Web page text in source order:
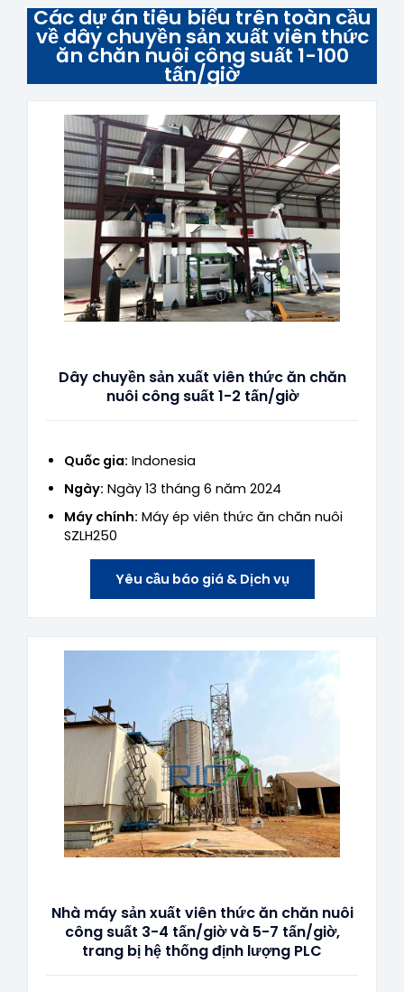
Các dự án tiêu biểu trên toàn cầu
về dây chuyền sản xuất viên thức
ăn chăn nuôi công suất 1-100
tấn/giờ
Dây chuyền sản xuất viên thức ăn chăn
nuôi công suất 1-2 tấn/giờ
Quốc gia: Indonesia
Ngày: Ngày 13 tháng 6 năm 2024
Máy chính: Máy ép viên thức ăn chăn nuôi
SZLH250
Yêu cầu báo giá & Dịch vụ
Nhà máy sản xuất viên thức ăn chăn nuôi
công suất 3-4 tấn/giờ và 5-7 tấn/giờ,
trang bị hệ thống định lượng PLC